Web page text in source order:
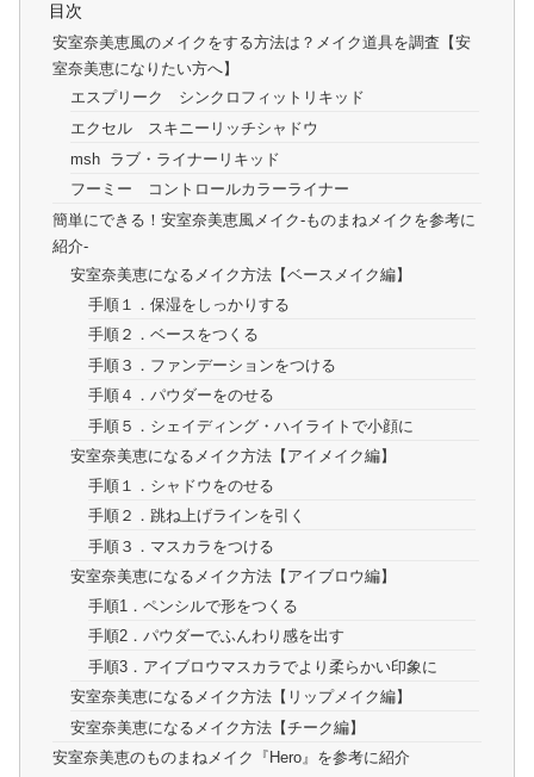
目次
安室奈美恵風のメイクをする方法は？メイク道具を調査【安
室奈美恵になりたい方へ】
エスプリーク シンクロフィットリキッド
エクセル スキニーリッチシャドウ
msh ラブ・ライナーリキッド
フーミー コントロールカラーライナー
簡単にできる！安室奈美恵風メイク-ものまねメイクを参考に
紹介-
安室奈美恵になるメイク方法【ベースメイク編】
手順１．保湿をしっかりする
手順２．ベースをつくる
手順３．ファンデーションをつける
手順４．パウダーをのせる
手順５．シェイディング・ハイライトで小顔に
安室奈美恵になるメイク方法【アイメイク編】
手順１．シャドウをのせる
手順２．跳ね上げラインを引く
手順３．マスカラをつける
安室奈美恵になるメイク方法【アイブロウ編】
手順1．ペンシルで形をつくる
手順2．パウダーでふんわり感を出す
手順3．アイブロウマスカラでより柔らかい印象に
安室奈美恵になるメイク方法【リップメイク編】
安室奈美恵になるメイク方法【チーク編】
安室奈美恵のものまねメイク『Hero』を参考に紹介